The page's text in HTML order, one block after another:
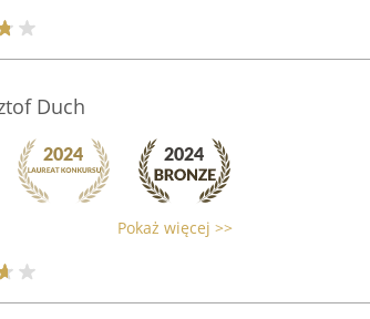
Duch
Pokaż więcej >>